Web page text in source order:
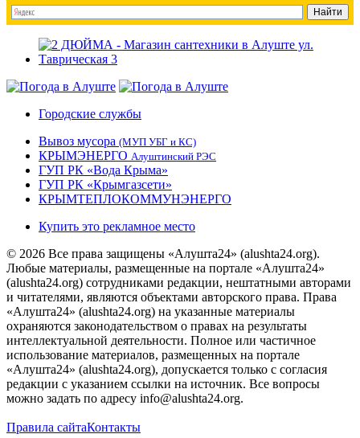
Городские службы
Вывоз мусора (МУП УБГ и КС)
КРЫМЭНЕРГО Алуштинский РЭС
ГУП РК «Вода Крыма»
ГУП РК «Крымгазсети»
КРЫМТЕПЛОКОММУНЭНЕРГО
Купить это рекламное место
© 2026 Все права защищены «Алушта24» (alushta24.org).
Любые материалы, размещенные на портале «Алушта24»
(alushta24.org) сотрудниками редакции, нештатными авторами
и читателями, являются объектами авторского права. Права
«Алушта24» (alushta24.org) на указанные материалы
охраняются законодательством о правах на результаты
интеллектуальной деятельности. Полное или частичное
использование материалов, размещенных на портале
«Алушта24» (alushta24.org), допускается только с согласия
редакции с указанием ссылки на источник. Все вопросы
можно задать по адресу info@alushta24.org.
Правила сайтаКонтакты